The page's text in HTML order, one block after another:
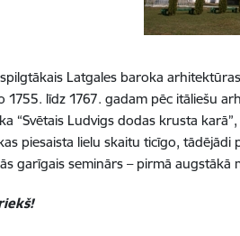
Latgales baroka
1755. līdz 1767. gadam pēc itāliešu
“Svētais Ludvigs dodas krusta
piesaista lielu skaitu ticīgo,
garīgais seminārs – pirmā augstākā